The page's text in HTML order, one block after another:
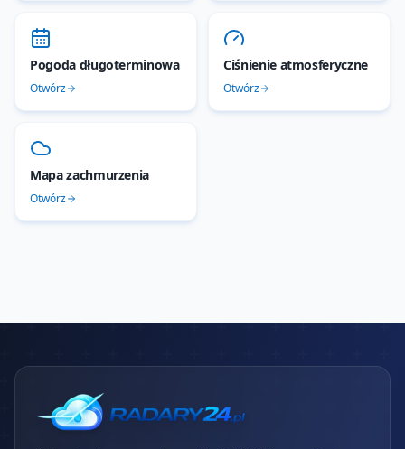
Pogoda długoterminowa
Otwórz
Ciśnienie atmosferyczne
Otwórz
Mapa zachmurzenia
Otwórz